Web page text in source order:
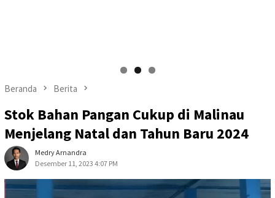
Beranda Berita
Stok Bahan Pangan Cukup di Malinau
Menjelang Natal dan Tahun Baru 2024
Medry Arnandra
Desember 11, 2023 4:07 PM